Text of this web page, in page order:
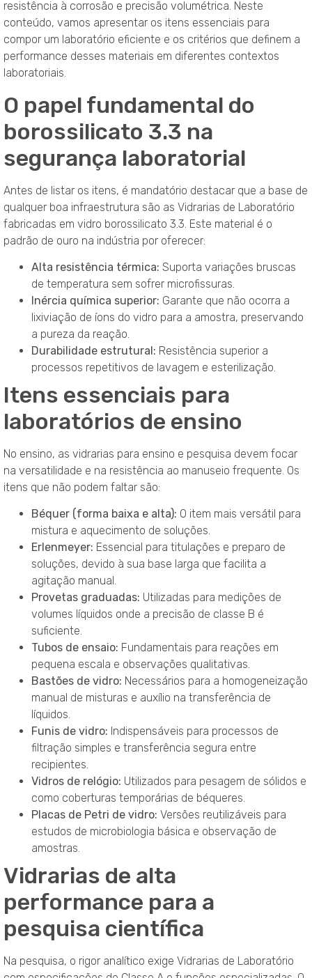
resistência à corrosão e precisão volumétrica. Neste
conteúdo, vamos apresentar os itens essenciais para
compor um laboratório eficiente e os critérios que definem a
performance desses materiais em diferentes contextos
laboratoriais.
O papel fundamental do
borossilicato 3.3 na
segurança laboratorial
Antes de listar os itens, é mandatório destacar que a base de
qualquer boa infraestrutura são as Vidrarias de Laboratório
fabricadas em vidro borossilicato 3.3. Este material é o
padrão de ouro na indústria por oferecer:
Alta resistência térmica: Suporta variações bruscas
de temperatura sem sofrer microfissuras.
Inércia química superior: Garante que não ocorra a
lixiviação de íons do vidro para a amostra, preservando
a pureza da reação.
Durabilidade estrutural: Resistência superior a
processos repetitivos de lavagem e esterilização.
Itens essenciais para
laboratórios de ensino
No ensino, as vidrarias para ensino e pesquisa devem focar
na versatilidade e na resistência ao manuseio frequente. Os
itens que não podem faltar são:
Béquer (forma baixa e alta): O item mais versátil para
mistura e aquecimento de soluções.
Erlenmeyer: Essencial para titulações e preparo de
soluções, devido à sua base larga que facilita a
agitação manual.
Provetas graduadas: Utilizadas para medições de
volumes líquidos onde a precisão de classe B é
suficiente.
Tubos de ensaio: Fundamentais para reações em
pequena escala e observações qualitativas.
Bastões de vidro: Necessários para a homogeneização
manual de misturas e auxílio na transferência de
líquidos.
Funis de vidro: Indispensáveis para processos de
filtração simples e transferência segura entre
recipientes.
Vidros de relógio: Utilizados para pesagem de sólidos e
como coberturas temporárias de béqueres.
Placas de Petri de vidro: Versões reutilizáveis para
estudos de microbiologia básica e observação de
amostras.
Vidrarias de alta
performance para a
pesquisa científica
Na pesquisa, o rigor analítico exige Vidrarias de Laboratório